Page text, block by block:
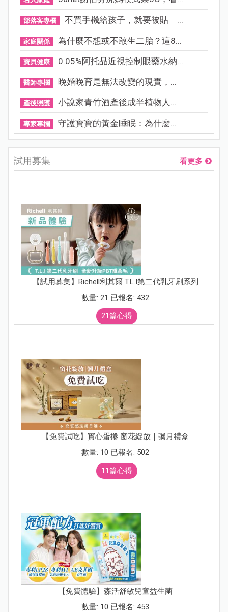
部落客專欄 不買手機給孩子，就要被貼「...
家庭關係 為什麼不想或不敢生二胎？這8...
寶貝健康 0.05%阿托品近視控制眼藥水納...
醫師專欄 晚婚晚育是無法改變的現實，...
產後照護 小說家青竹酒產後成半植物人...
專家專欄 守護寶寶的黃金睡眠：為什麼...
試用募集 看更多
【試用募集】Richell利其爾 T.L.I第二代乳牙刷系列
數量: 21 已報名: 432
21篇心得
【免費試吃】實心蛋捲 窗花綻放｜彌月禮盒
數量: 10 已報名: 502
11篇心得
【免費體驗】森活舒敏兒童益生菌
數量: 10 已報名: 453